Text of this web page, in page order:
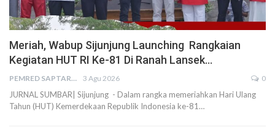
Meriah, Wabup Sijunjung Launching Rangkaian
Kegiatan HUT RI Ke-81 Di Ranah Lansek…
PEMRED SAPTARIUS 3 Agu 2026 0
JURNAL SUMBAR| Sijunjung - Dalam rangka memeriahkan Hari Ulang
Tahun (HUT) Kemerdekaan Republik Indonesia ke-81…